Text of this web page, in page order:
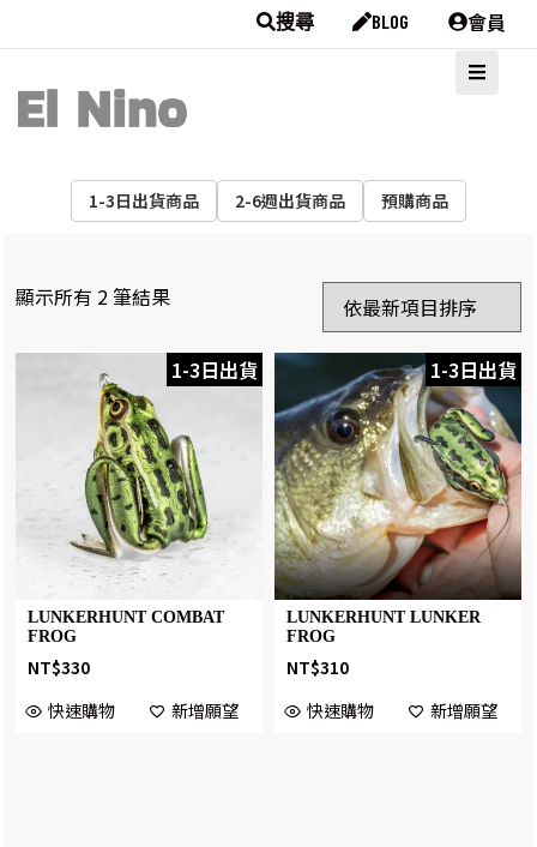
搜尋 BLOG 會員
1-3日出貨商品 2-6週出貨商品 預購商品
顯示所有 2 筆結果
1-3日出貨
LUNKERHUNT COMBAT
FROG
NT$330
快速購物
新增願望
1-3日出貨
LUNKERHUNT LUNKER
FROG
NT$310
快速購物
新增願望